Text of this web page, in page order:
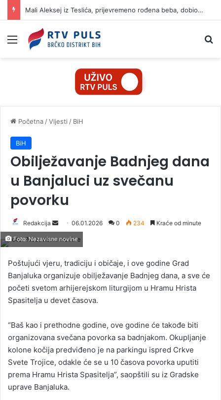
Mali Aleksej iz Teslića, prijevremeno rođena beba, dobio životnu bitku na UKC-u Srpske
Izbornik
Početna /Vijesti / BiH
BiH
Obilježavanje Badnjeg dana
u Banjaluci uz svečanu
povorku
Redakcija
n
i
l
06.01.2026 0 234 Kraće od minute
Foto: Nezavisne novine
Poštujući vjeru, tradiciju i običaje, i ove godine Grad
Banjaluka organizuje obilježavanje Badnjeg dana, a sve će
početi svetom arhijerejskom liturgijom u Hramu Hrista
Spasitelja u devet časova.
“Baš kao i prethodne godine, ove godine će takođe biti
organizovana svečana povorka sa badnjakom. Okupljanje
kolone kočija predviđeno je na parkingu ispred Crkve
Svete Trojice, odakle će se u 10 časova povorka uputiti
prema Hramu Hrista Spasitelja”, saopštili su iz Gradske
uprave Banjaluka.